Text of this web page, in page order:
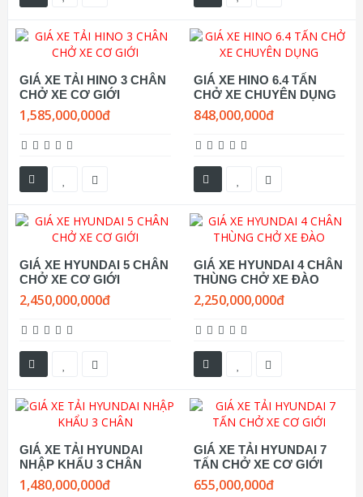
GIÁ XE TẢI HINO 3 CHÂN
CHỞ XE CƠ GIỚI
1,585,000,000đ
GIÁ XE HINO 6.4 TẤN
CHỞ XE CHUYÊN DỤNG
848,000,000đ
GIÁ XE HYUNDAI 5 CHÂN
CHỞ XE CƠ GIỚI
2,450,000,000đ
GIÁ XE HYUNDAI 4 CHÂN
THÙNG CHỞ XE ĐÀO
2,250,000,000đ
GIÁ XE TẢI HYUNDAI
NHẬP KHẨU 3 CHÂN
1,480,000,000đ
GIÁ XE TẢI HYUNDAI 7
TẤN CHỞ XE CƠ GIỚI
655,000,000đ